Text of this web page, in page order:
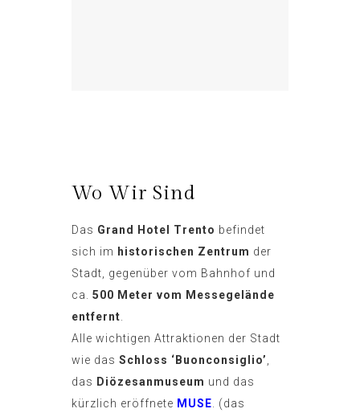
Wo Wir Sind
Das Grand Hotel Trento befindet
sich im historischen Zentrum der
Stadt, gegenüber vom Bahnhof und
ca. 500 Meter vom Messegelände
entfernt
Alle wichtigen Attraktionen der Stadt
wie das Schloss ‘Buonconsiglio’
das Diözesanmuseum und das
kürzlich eröffnete MUSE . (das